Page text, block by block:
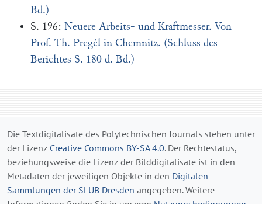
Bd.)
S. 196: Neuere Arbeits- und Kraftmesser. Von
Prof. Th. Pregél in Chemnitz. (Schluss des
Berichtes S. 180 d. Bd.)
Die Textdigitalisate des Polytechnischen Journals stehen unter
der Lizenz Creative Commons BY-SA 4.0. Der Rechtestatus,
beziehungsweise die Lizenz der Bilddigitalisate ist in den
Metadaten der jeweiligen Objekte in den Digitalen
Sammlungen der SLUB Dresden angegeben. Weitere